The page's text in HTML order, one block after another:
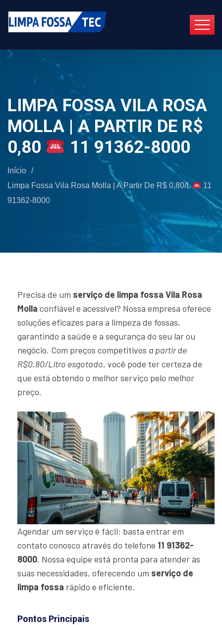
LIMPA FOSSA VILA ROSA
MOLLA | A PARTIR DE R$
0,80
11 91362-8000
Início /
Limpa Fossa Vila Rosa Molla | A Partir De R$ 0,80/L
11
91362-8000
Precisa de um serviço de limpa fossa Vila Rosa
Molla confiável e acessível? Nossa empresa oferece
soluções eficazes para a limpeza de fossas,
garantindo a saúde e a segurança do seu lar ou
negócio. Com preços competitivos a partir de
R$0,80/Litro esgotado, você pode ter certeza de
que está obtendo o melhor serviço pelo melhor
preço.
Agendar um serviço é fácil: basta entrar em
contato conosco através do telefone 11 91362-
8000. Nossa equipe está pronta para atender às
suas necessidades, oferecendo um serviço de
limpa fossa rápido e eficiente.
Pontos Principais